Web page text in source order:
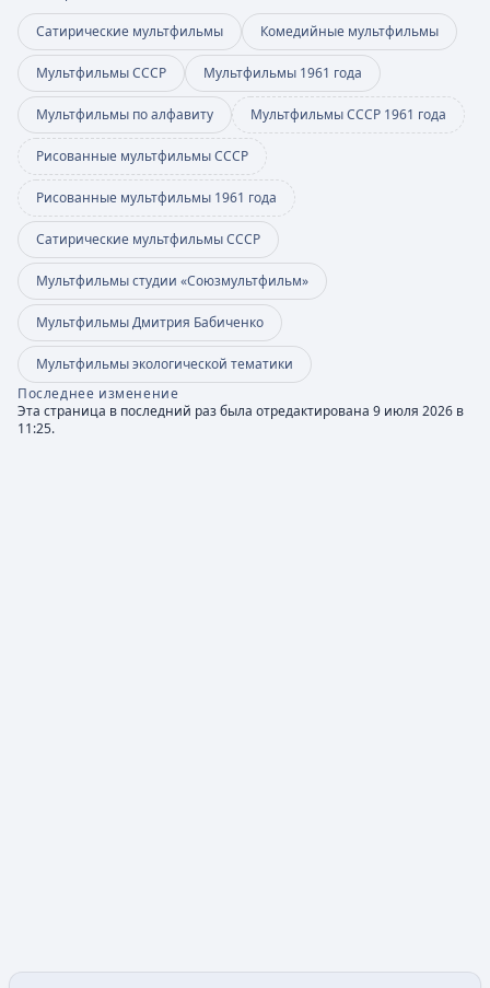
Сатирические мультфильмы Комедийные мультфильмы
Мультфильмы СССР Мультфильмы 1961 года
Мультфильмы по алфавиту Мультфильмы СССР 1961 года
Рисованные мультфильмы СССР
Рисованные мультфильмы 1961 года
Сатирические мультфильмы СССР
Мультфильмы студии «Союзмультфильм»
Мультфильмы Дмитрия Бабиченко
Мультфильмы экологической тематики
Последнее изменение
Эта страница в последний раз была отредактирована 9 июля 2026 в
11:25.